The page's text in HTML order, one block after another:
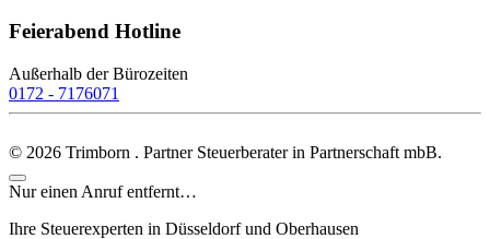
Feierabend Hotline
Außerhalb der Bürozeiten
0172 - 7176071
© 2026 Trimborn . Partner Steuerberater in Partnerschaft mbB.
Nur einen Anruf entfernt…
Ihre Steuerexperten in Düsseldorf und Oberhausen